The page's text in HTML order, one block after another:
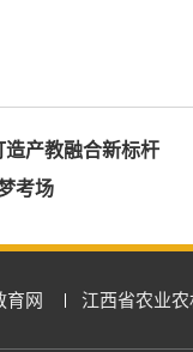
产教融合新标杆
考场
育网 江西省农业